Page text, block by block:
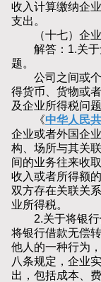
收入计算缴纳企
支出。
（十七）企业
解答：1.关于
题。
公司之间或个
得货币、货物或
及企业所得税问题
《中华人民
企业或者外国企
构、场所与其关
间的业务往来收
收入或者所得额
双方存在关联关
业所得税。
2.关于将银行
将银行借款无偿
他人的一种行为
八条规定，企业
出，包括成本、